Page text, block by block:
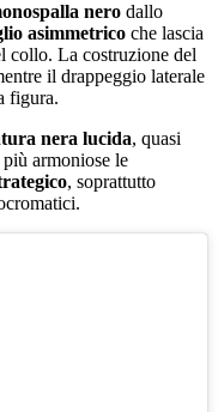
nero dallo
asimmetrico che lascia
collo. La costruzione del
il drappeggio laterale
figura.
nera lucida, quasi
armoniose le
, soprattutto